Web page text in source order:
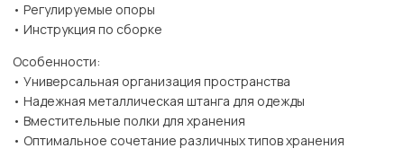
• Регулируемые опоры
• Инструкция по сборке
Особенности:
• Универсальная организация пространства
• Надежная металлическая штанга для одежды
• Вместительные полки для хранения
• Оптимальное сочетание различных типов хранения